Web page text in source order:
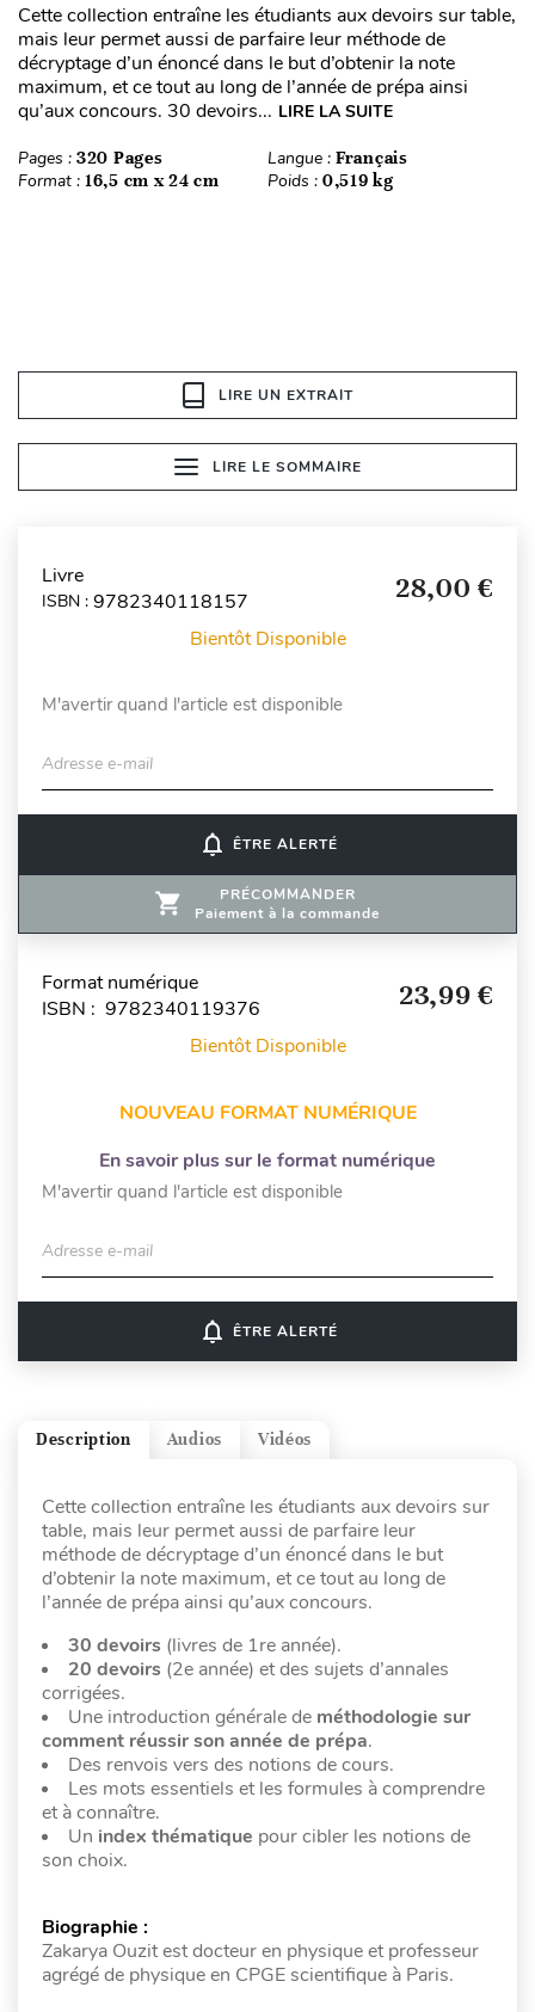
Cette collection entraîne les étudiants aux devoirs sur table,
mais leur permet aussi de parfaire leur méthode de
décryptage d’un énoncé dans le but d’obtenir la note
maximum, et ce tout au long de l’année de prépa ainsi
qu’aux concours. 30 devoirs... LIRE LA SUITE
Pages : 320 Pages Langue : Français
Format : 16,5 cm x 24 cm Poids : 0,519 kg
LIRE UN EXTRAIT
LIRE LE SOMMAIRE
Livre
ISBN : 9782340118157 28,00 €
Bientôt Disponible
M'avertir quand l'article est disponible
Adresse e-mail
notifications_none ÊTRE ALERTÉ
PRÉCOMMANDER
Paiement à la commande
Format numérique
ISBN : 9782340119376
23,99 €
Bientôt Disponible
NOUVEAU FORMAT NUMÉRIQUE
En savoir plus sur le format numérique
M'avertir quand l'article est disponible
Adresse e-mail
notifications_none ÊTRE ALERTÉ
Vidéos
Audios
Description
Cette collection entraîne les étudiants aux devoirs sur
table, mais leur permet aussi de parfaire leur
méthode de décryptage d’un énoncé dans le but
d’obtenir la note maximum, et ce tout au long de
l’année de prépa ainsi qu’aux concours.
30 devoirs (livres de 1re année).
20 devoirs (2e année) et des sujets d’annales
corrigées.
Une introduction générale de méthodologie sur
comment réussir son année de prépa.
Des renvois vers des notions de cours.
Les mots essentiels et les formules à comprendre
et à connaître.
Un index thématique pour cibler les notions de
son choix.
Biographie :
Zakarya Ouzit est docteur en physique et professeur
agrégé de physique en CPGE scientifique à Paris.